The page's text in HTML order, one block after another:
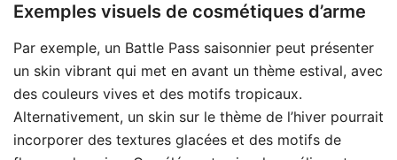
Exemples visuels de cosmétiques d’arme
Par exemple, un Battle Pass saisonnier peut présenter
un skin vibrant qui met en avant un thème estival, avec
des couleurs vives et des motifs tropicaux.
Alternativement, un skin sur le thème de l’hiver pourrait
incorporer des textures glacées et des motifs de